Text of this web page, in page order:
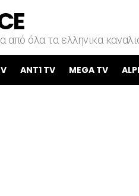
από όλα τα ελληνικα
ANT1 TV MEGA TV